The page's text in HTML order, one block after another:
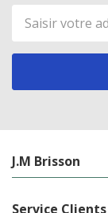
Adresse
de
courriel
J.M Brisson
Service Clients